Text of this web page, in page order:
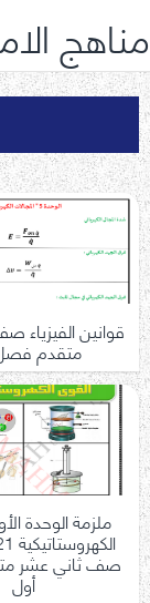
مناهج
قوانين الفيزياء
متقدم
ملزمة الوحدة
صف ثاني عشر
أول